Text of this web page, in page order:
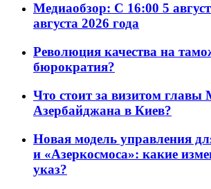
Медиаобзор: С 16:00 5
августа 2026 года
Революция качества на
бюрократия?
Что стоит за визитом
Азербайджана в Киев?
Новая модель управления
и «Азеркосмоса»: какие
указ?